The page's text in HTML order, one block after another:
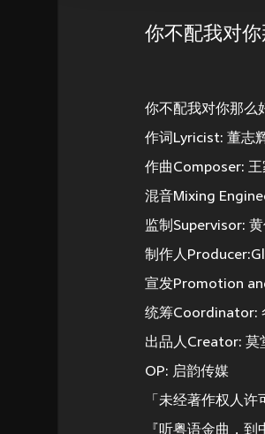
你不配我对
你不配我对你那么
作词Lyricist: 董志
作曲Composer: 王
混音Mixing
监制Supervisor:
制作人
宣发Promotion
统筹Coordinator:
出品人Creator: 莫
OP: 启韵传媒
「未经著作权人许
『听粤语金曲，到